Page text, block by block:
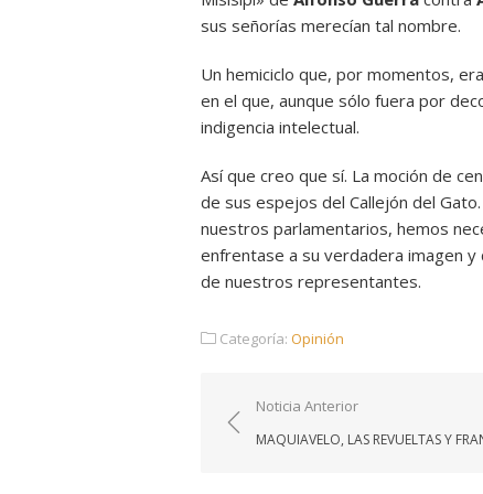
sus señorías merecían tal nombre.
Un hemiciclo que, por momentos,
en el que, aunque sólo fuera por
indigencia intelectual.
Así que creo que sí. La moción de
de sus espejos del Callejón del
nuestros parlamentarios, hemos
enfrentase a su verdadera imagen
de nuestros representantes.
Categoría: Opinión
Navegación
de
Noticia Anterior
MAQUIAVELO, LAS REVUELTAS Y